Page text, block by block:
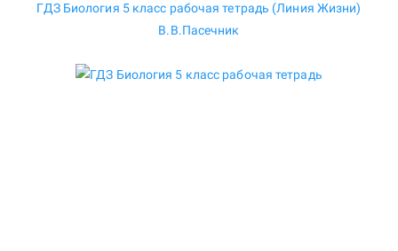
ГДЗ Биология 5 класс рабочая тетрадь (Линия Жизни)
В.В.Пасечник